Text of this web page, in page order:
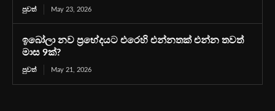
පුවත් May 23, 2026
ඉබෝලා නව ප්‍රභේදයට එරෙහි එන්නතක් එන්න තවත්
මාස 9ක්?
පුවත් May 21, 2026